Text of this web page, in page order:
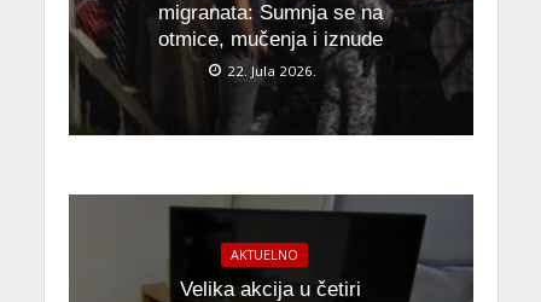
migranata: Sumnja se na
otmice, mučenja i iznude
22. Jula 2026.
AKTUELNO
Velika akcija u četiri